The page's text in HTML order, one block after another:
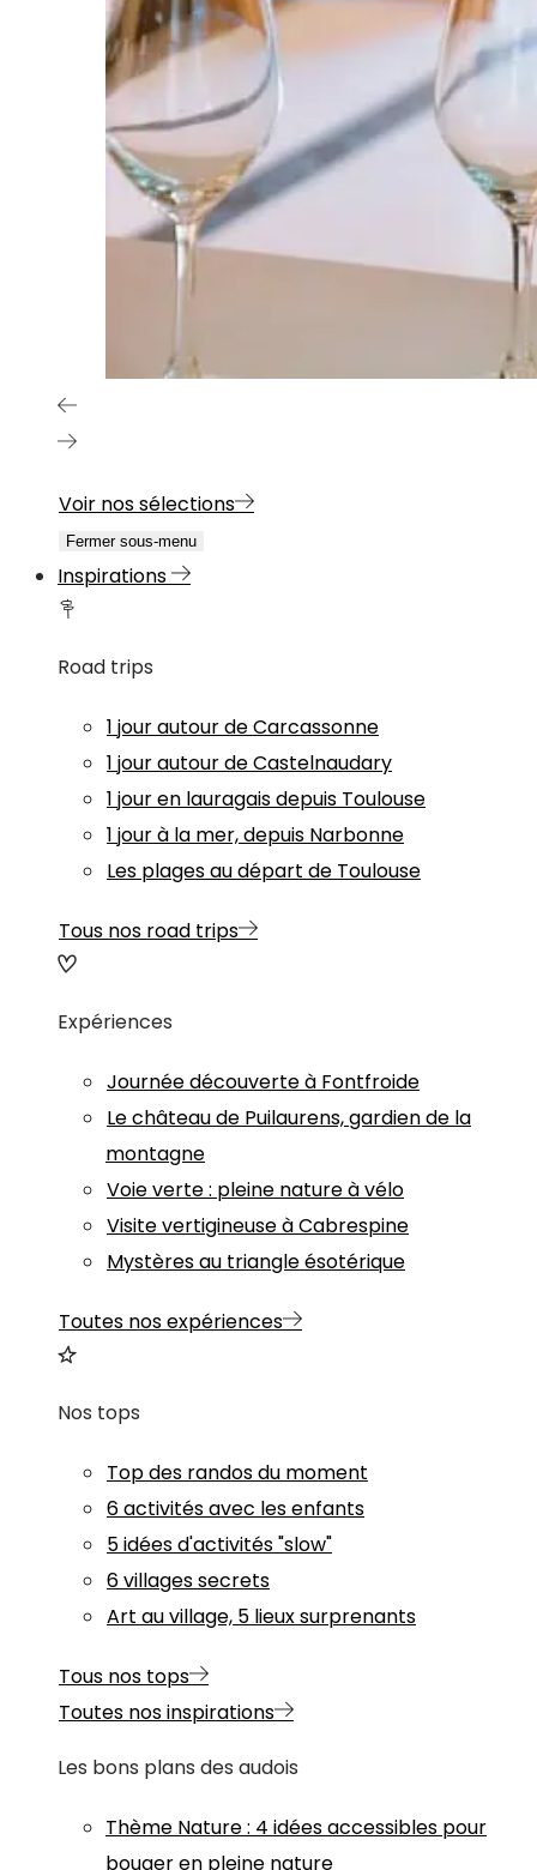
Voir nos sélections
Fermer sous-menu
Inspirations
Road trips
1 jour autour de Carcassonne
1 jour autour de Castelnaudary
1 jour en lauragais depuis Toulouse
1 jour à la mer, depuis Narbonne
Les plages au départ de Toulouse
Tous nos road trips
Expériences
Journée découverte à Fontfroide
Le château de Puilaurens, gardien de la
montagne
Voie verte : pleine nature à vélo
Visite vertigineuse à Cabrespine
Mystères au triangle ésotérique
Toutes nos expériences
Nos tops
Top des randos du moment
6 activités avec les enfants
5 idées d'activités "slow"
6 villages secrets
Art au village, 5 lieux surprenants
Tous nos tops
Toutes nos inspirations
Les bons plans des audois
Thème Nature: 4 idées accessibles pour
bouger en pleine nature